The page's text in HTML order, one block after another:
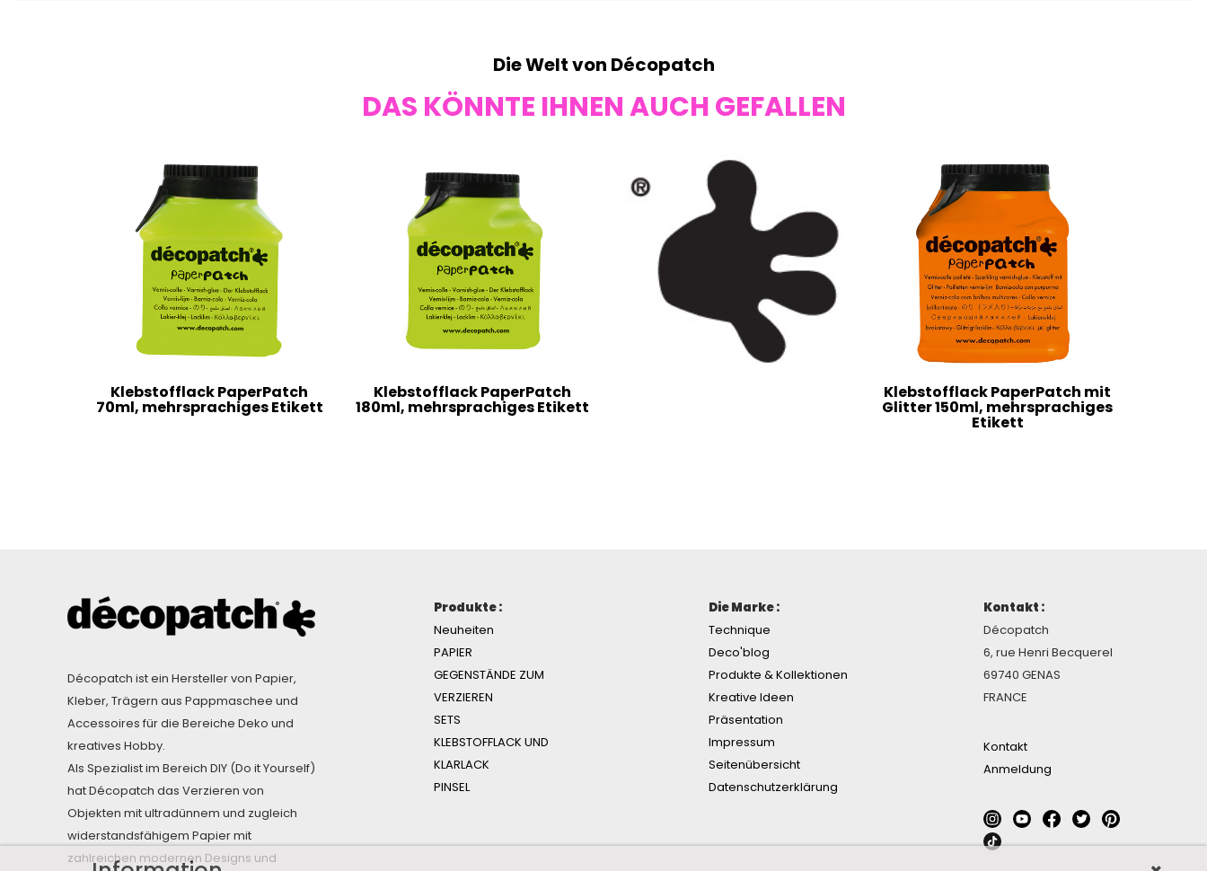
Die Welt von Décopatch
DAS KÖNNTE IHNEN AUCH GEFALLEN
Klebstofflack PaperPatch
70ml, mehrsprachiges Etikett
Klebstofflack PaperPatch
180ml, mehrsprachiges Etikett
Klebstofflack PaperPatch mit
Glitter 150ml, mehrsprachiges
Etikett
Décopatch ist ein Hersteller von Papier,
Kleber, Trägern aus Pappmaschee und
Accessoires für die Bereiche Deko und
kreatives Hobby.
Als Spezialist im Bereich DIY (Do it Yourself)
hat Décopatch das Verzieren von
Objekten mit ultradünnem und zugleich
widerstandsfähigem Papier mit
zahlreichen modernen Designs und
Produkte :
Neuheiten
PAPIER
GEGENSTÄNDE ZUM
VERZIEREN
SETS
KLEBSTOFFLACK UND
KLARLACK
PINSEL
Die Marke :
Technique
Deco'blog
Produkte & Kollektionen
Kreative Ideen
Präsentation
Impressum
Seitenübersicht
Datenschutzerklärung
Kontakt :
Décopatch
6, rue Henri Becquerel
69740 GENAS
FRANCE
Kontakt
Anmeldung